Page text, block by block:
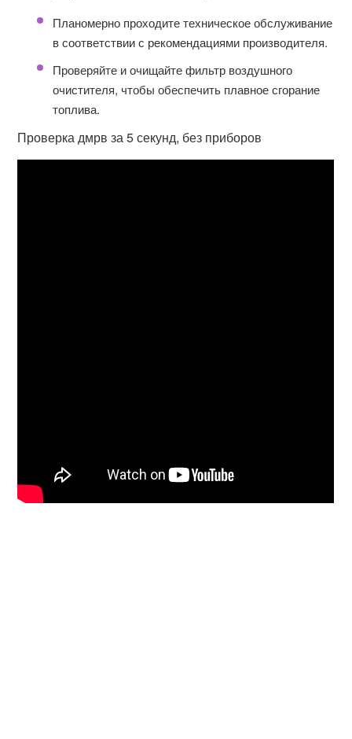
Планомерно проходите техническое обслуживание
в соответствии с рекомендациями производителя.
Проверяйте и очищайте фильтр воздушного
очистителя, чтобы обеспечить плавное сгорание
топлива.
Проверка дмрв за 5 секунд, без приборов